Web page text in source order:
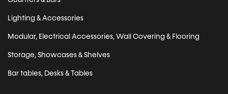
Lighting & Accessories
Modular, Electrical Accessories, Wall Covering & Flooring
Storage, Showcases & Shelves
Bar tables, Desks & Tables